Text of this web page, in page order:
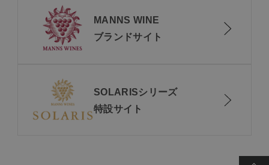
MANNS WINE
ブランドサイト
SOLARISシリーズ
特設サイト